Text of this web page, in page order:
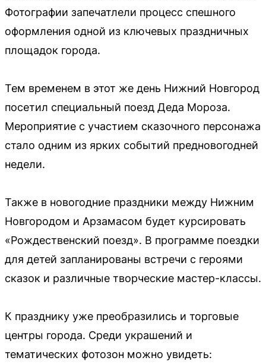
Фотографии запечатлели процесс спешного
оформления одной из ключевых праздничных
площадок города.
Тем временем в этот же день Нижний Новгород
посетил специальный поезд Деда Мороза.
Мероприятие с участием сказочного персонажа
стало одним из ярких событий предновогодней
недели.
Также в новогодние праздники между Нижним
Новгородом и Арзамасом будет курсировать
«Рождественский поезд». В программе поездки
для детей запланированы встречи с героями
сказок и различные творческие мастер-классы.
К празднику уже преобразились и торговые
центры города. Среди украшений и
тематических фотозон можно увидеть: